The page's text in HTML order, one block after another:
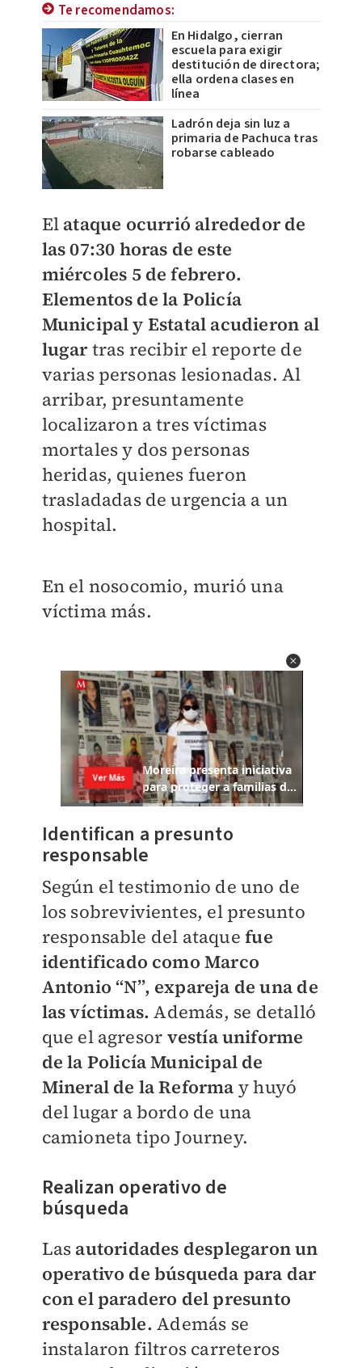
Te recomendamos:
En Hidalgo, cierran
escuela para exigir
destitución de directora;
ella ordena clases en
línea
Ladrón deja sin luz a
primaria de Pachuca tras
robarse cableado
El ataque ocurrió alrededor de
las 07:30 horas de este
miércoles 5 de febrero.
Elementos de la Policía
Municipal y Estatal acudieron al
lugartras recibir el reporte de
varias personas lesionadas. Al
arribar, presuntamente
localizaron a tres víctimas
mortales y dos personas
heridas, quienes fueron
trasladadas de urgencia a un
hospital.
En el nosocomio, murió una
víctima más.
Identifican a presunto
responsable
Según el testimonio de uno de
los sobrevivientes, el presunto
responsable del ataquefue
identificado como Marco
Antonio “N”, expareja de una de
las víctimas. Además, se detalló
que el agresor vestía uniforme
de la Policía Municipal de
Mineral de la Reforma y huyó
del lugar a bordo de una
camioneta tipo Journey.
Realizan operativo de
búsqueda
Las autoridades desplegaron un
operativo de búsqueda para dar
con el paradero del presunto
responsable. Además se
instalaron filtros carreteros